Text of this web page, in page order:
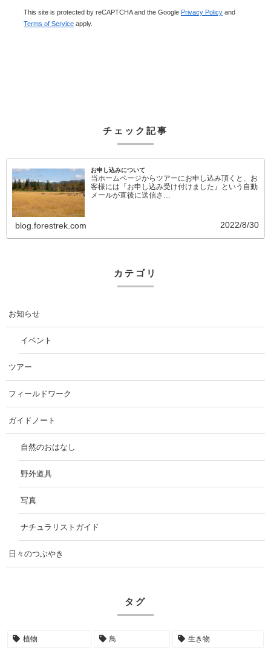
This site is protected by reCAPTCHA and the Google Privacy Policy and
Terms of Service apply.
チェック記事
お申し込みについて
当ホームページからツアーにお申し込み頂くと、お
客様には『お申し込み受け付けました』という自動
メールが直後に送信さ…
blog.forestrek.com 2022/8/30
カテゴリ
お知らせ
イベント
ツアー
フィールドワーク
ガイドノート
自然のおはなし
野外道具
写真
ナチュラリストガイド
日々のつぶやき
タグ
植物 鳥 生き物